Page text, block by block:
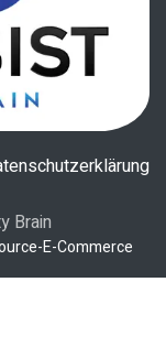
Brain
E-Commerce